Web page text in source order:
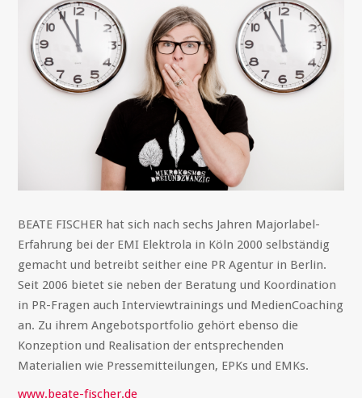
BEATE FISCHER hat sich nach sechs Jahren Majorlabel-
Erfahrung bei der EMI Elektrola in Köln 2000 selbständig
gemacht und betreibt seither eine PR Agentur in Berlin.
Seit 2006 bietet sie neben der Beratung und Koordination
in PR-Fragen auch Interviewtrainings und MedienCoaching
an. Zu ihrem Angebotsportfolio gehört ebenso die
Konzeption und Realisation der entsprechenden
Materialien wie Pressemitteilungen, EPKs und EMKs.
www.beate-fischer.de